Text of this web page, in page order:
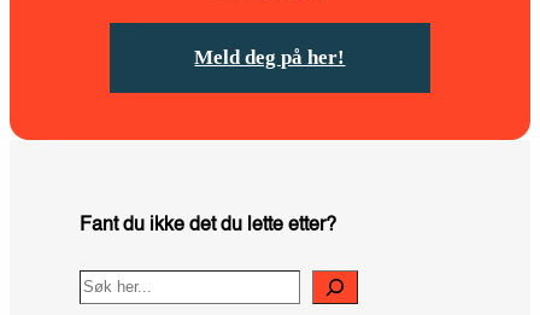
Meld deg på her!
Fant du ikke det du lette etter?
Search